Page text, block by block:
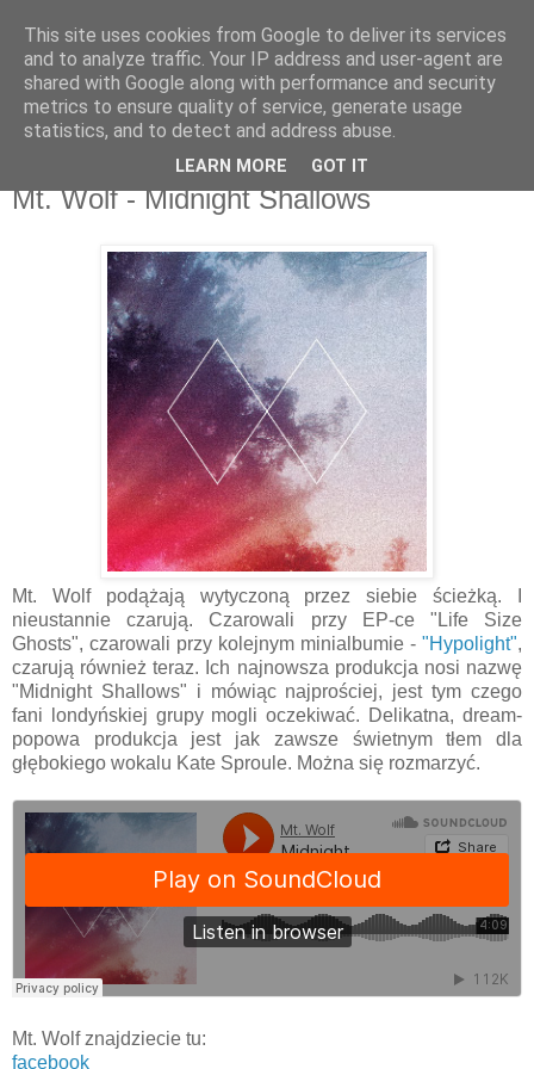
csgmblog
...music that's real...
sobota, 21 września 2013
Mt. Wolf - Midnight Shallows
Mt. Wolf podążają wytyczoną przez siebie ścieżką. I
nieustannie czarują. Czarowali przy EP-ce "Life Size
Ghosts", czarowali przy kolejnym minialbumie - "Hypolight",
czarują również teraz. Ich najnowsza produkcja nosi nazwę
"Midnight Shallows" i mówiąc najprościej, jest tym czego
fani londyńskiej grupy mogli oczekiwać. Delikatna, dream-
popowa produkcja jest jak zawsze świetnym tłem dla
głębokiego wokalu Kate Sproule. Można się rozmarzyć.
Mt. Wolf znajdziecie tu:
facebook
This site uses cookies from Google to deliver its services
and to analyze traffic. Your IP address and user-agent are
shared with Google along with performance and security
metrics to ensure quality of service, generate usage
statistics, and to detect and address abuse.
LEARN MORE GOT IT